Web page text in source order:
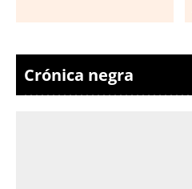
Crónica negra